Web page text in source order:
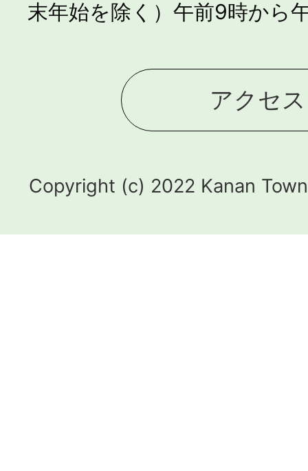
末年始を除く）午前9時から
アクセス
Copyright (c) 2022 Kanan